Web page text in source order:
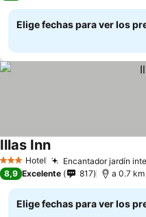
Elige fechas para ver los
3 Estrellas
Hotel Encantador jardín
Illas Inn
8,9 Excelente 817 a 0.7
Elige fechas para ver los